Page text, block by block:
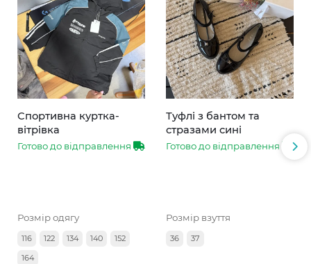
Спортивна куртка-
вітрівка
Готово до відправлення
Розмір одягу
116 122 134 140
152
164
Туфлі з бантом та
стразами сині
Готово до відправлення
Розмір взуття
36 37